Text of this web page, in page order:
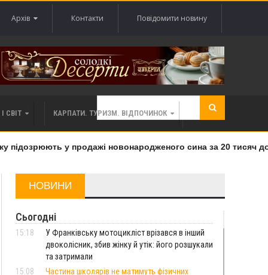
Архів Контакти Повідомити новину
СВІТ КАРПАТИ. ТУРИЗМ. ВІДПОЧИНОК
у продажі новонародженого сина за 20 тисяч
НОВИНИ
Сьогодні
15:18
У Франківську мотоцикліст врізався в інший
двоколісник, збив жінку й утік: його розшукали
та затримали
15:08
Частина школярів не матимуть фізичних